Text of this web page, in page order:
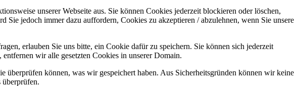
unserer Webseite aus. Sie können Cookies jederzeit blockieren oder löschen,
jedoch immer dazu auffordern, Cookies zu akzeptieren / abzulehnen, wenn Sie unsere
erlauben Sie uns bitte, ein Cookie dafür zu speichern. Sie können sich jederzeit
wir alle gesetzten Cookies in unserer Domain.
können, was wir gespeichert haben. Aus Sicherheitsgründen können wir keine
überprüfen.